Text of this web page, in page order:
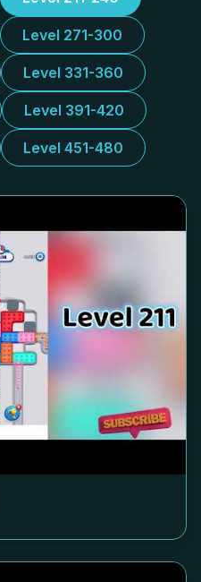
Level 271-300
Level 331-360
Level 391-420
Level 451-480